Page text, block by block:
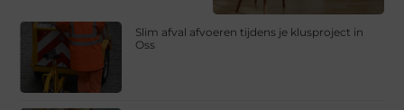
Slim afval afvoeren tijdens je klusproject in
Oss